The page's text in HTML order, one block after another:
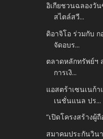
อิเกียชวนฉลองวั
สไตล์สวี...
ดิอาจิโอ ร่วมกับ
จัดอบร...
ตลาดหลักทรัพย์ฯ
การเงิ...
แอสตร้าเซนเนก้
เนชั่นแนล ปร...
“เปิดโครงสร้างผู้
สมาคมประกันวิน